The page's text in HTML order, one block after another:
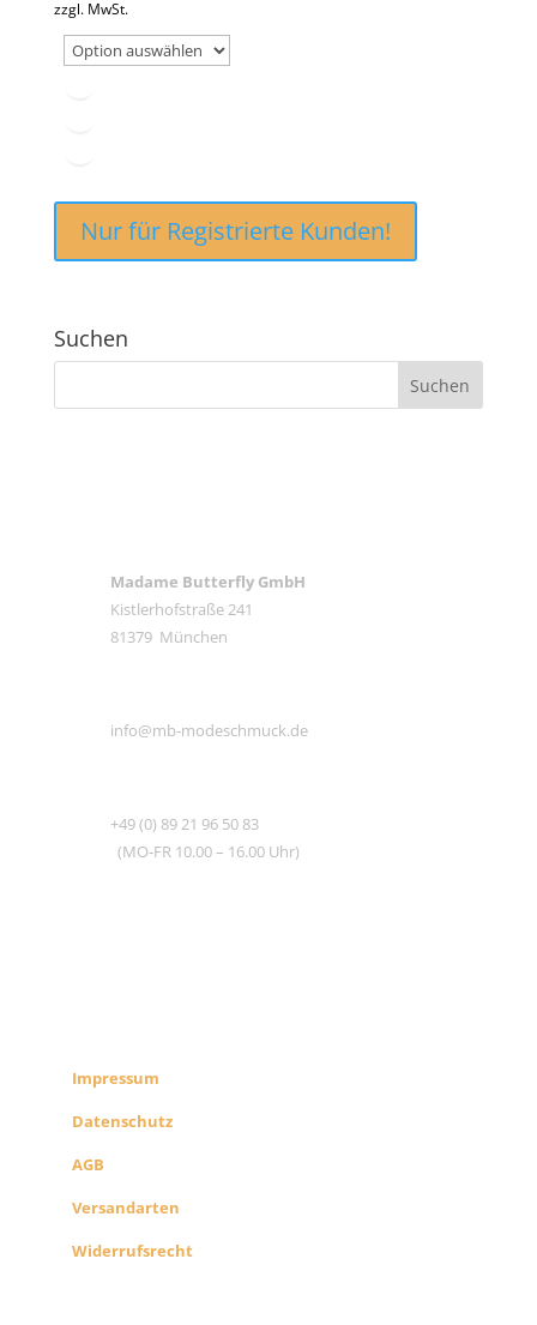
zzgl. MwSt.
Nur für Registrierte Kunden!
Suchen
Madame Butterfly GmbH
Kistlerhofstraße 241
81379 München
info@mb-modeschmuck.de
+49 (0) 89 21 96 50 83
(MO-FR 10.00 – 16.00 Uhr)
Impressum
Datenschutz
AGB
Versandarten
Widerrufsrecht